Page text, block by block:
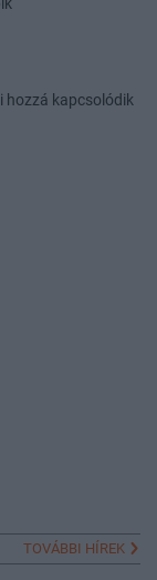
hozzá kapcsolódik
TOVÁBBI HÍREK